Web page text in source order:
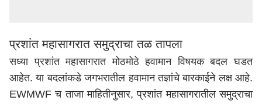
प्रशांत महासागरात समुद्राचा तळ तापला
सध्या प्रशांत महासागरात मोठमोठे हवामान विषयक बदल घडत
आहेत. या बदलांकडे जगभरातील हवामान तज्ञांचे बारकाईने लक्ष आहे.
EWMWF च ताजा माहितीनुसार, प्रशांत महासागरातील समुद्राचा